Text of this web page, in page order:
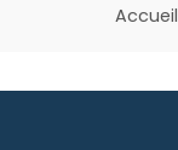
Accueil